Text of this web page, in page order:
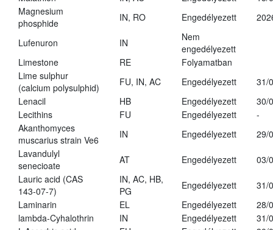
Magnesium
phosphide
IN, RO Engedélyezett
Lufenuron IN
Nem
engedélyezett
Limestone
RE
Folyamatban
Lime sulphur
(calcium polysulphid)
FU, IN, AC Engedélyezett
31/
Lenacil
HB Engedélyezett
30/
Lecithins
FU Engedélyezett
-
Akanthomyces
muscarius strain Ve6
IN Engedélyezett
29/
Lavandulyl
senecioate
AT Engedélyezett
03/
Lauric acid (CAS
143-07-7)
IN, AC, HB,
PG
Engedélyezett
31/
Laminarin
EL Engedélyezett
28/
lambda-Cyhalothrin
IN Engedélyezett
31/